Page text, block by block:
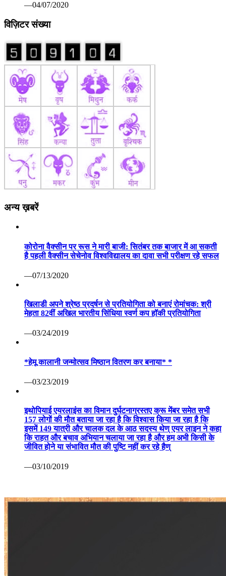
—04/07/2020
विज़िटर संख्या
अन्य ख़बरें
कोरोना वैक्सीन पर रूस ने मारी बाजी: सितंबर तक बाजार में आ सकती
है पहली वैक्सीन सेचेनोव विश्वविद्यालय का दावा सभी परीक्षण रहे सफल
—07/13/2020
खिलाडी अपने श्रेष्ठ प्रदर्षन से प्रतियोगिता को बनाएं रोमांचक: श्री
मेहता 82वीं अखिल भारतीय सिंधिया स्वर्ण कप हॉकी प्रतियोगिता
—03/24/2019
*हेमू कालानी जन्मोत्सव मिष्ठान वितरण कर बनाया* *
—03/23/2019
इथोपियाई एयरलाइंस का विमान दुर्घटनाग्रस्तए क्रू मेंबर समेत सभी
157 लोगों की मौत बताया जा रहा है कि विश्वास किया जा रहा है कि
इसमें 149 यात्री और चालक दल के आठ सदस्य थेण् एयर लाइन ने कहा
कि राहत और बचाव अभियान चलाया जा रहा है और हम अभी किसी के
जीवित होने या संभावित मौत की पुष्टि नहीं कर रहे हैण्
—03/10/2019